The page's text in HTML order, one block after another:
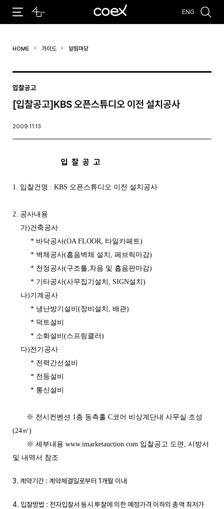
#코엑스 전시 #행사
ENG
HOME 가이드 알림마당
입찰공고
[입찰공고]KBS 오픈스튜디오 이전 설치공사
2009.11.13
입 찰 공 고
1. 입찰건명 : KBS 오픈스튜디오 이전 설치공사
2. 공사내용
가)건축공사
* 바닥공사(OA FLOOR, 타일카페트)
* 벽체공사(흡음벽체 설치, 페브릭마감)
* 천정공사(구조틀,차음 및 흡음판마감)
* 기타공사(사무집기설치, SIGN설치)
나)기계공사
* 냉난방기설비(장비설치, 배관)
* 덕트설비
* 소화설비(스프링클러)
다)전기공사
* 전력간선설비
* 전등설비
* 통신설비
※ 전시컨벤션 1층 동측홀 C코어 비상계단내 사무실 조성
(24㎡)
※ 세부내용 www.imarketauction.com 입찰공고 도면, 시방서
및 내역서 참조
3. 계약기간 : 계약체결일로부터 1개월 이내
4. 입찰방법 : 전자입찰서 동시 투찰에 의한 예정가격 이하의 총액 최저가